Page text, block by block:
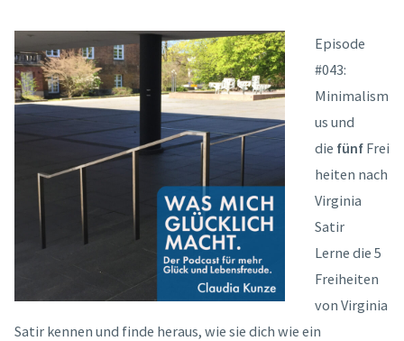
Episode
#043:
Minimalism
us und
die fünf Frei
heiten nach
Virginia
Satir
Lerne die 5
Freiheiten
von Virginia
Satir kennen und finde heraus, wie sie dich wie ein